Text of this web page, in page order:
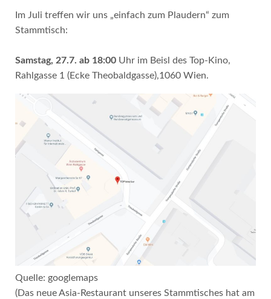
Im Juli treffen wir uns „einfach zum Plaudern“ zum
Stammtisch:
Samstag, 27.7. ab 18:00Uhr im Beisl des Top-Kino,
Rahlgasse 1 (Ecke Theobaldgasse),1060 Wien.
Quelle: googlemaps
(Das neue Asia-Restaurant unseres Stammtisches hat am